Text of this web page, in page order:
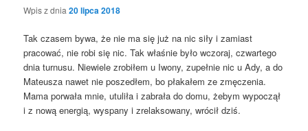
Wpis z dnia20 lipca 2018
Tak czasem bywa, że nie ma się już na nic siły i zamiast
pracować, nie robi się nic. Tak właśnie było wczoraj, czwartego
dnia turnusu. Niewiele zrobiłem u Iwony, zupełnie nic u Ady, a do
Mateusza nawet nie poszedłem, bo płakałem ze zmęczenia.
Mama porwała mnie, utuliła i zabrała do domu, żebym wypoczął
i z nową energią, wyspany i zrelaksowany, wrócił dziś.